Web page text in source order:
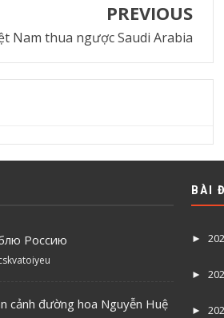
PREVIOUS
Nam thua ngược Saudi Arabia
Россию
cảnh đường hoa Nguyễn Huệ
BÀI
►
►
►